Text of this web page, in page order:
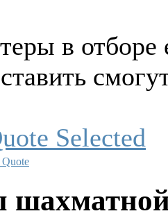
в
Quote